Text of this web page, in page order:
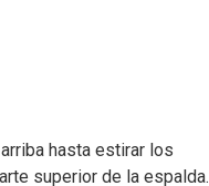
hasta estirar los
superior de la espalda.